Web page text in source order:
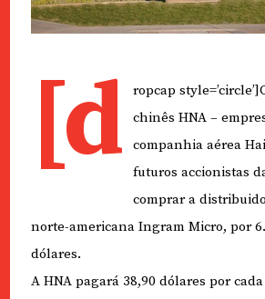
[d
ropcap
chinês HNA –
companhia aérea
futuros accionistas
comprar a
norte-americana Ingram Micro, por
dólares.
A HNA pagará 38,90 dólares por